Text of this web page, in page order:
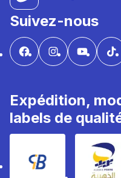
Suivez-nous
Expédition,
labels de